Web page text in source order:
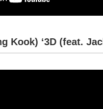
Kook) ‘3D (feat.